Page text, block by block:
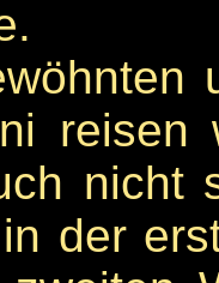
reisen
nicht
der